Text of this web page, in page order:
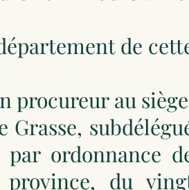
de
procureur au
ordonnance
du